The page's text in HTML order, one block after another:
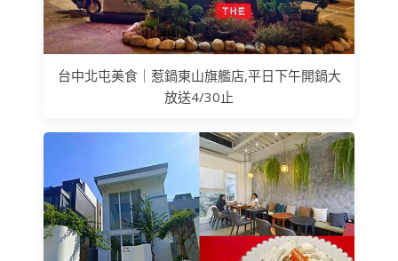
台中北屯美食｜惹鍋東山旗艦店,平日下午開鍋大
放送4/30止